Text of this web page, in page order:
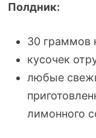
Полдник:
30 граммов
кусочек
любые
лимонного